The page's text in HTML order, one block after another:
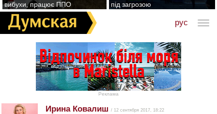
вибухи, працює ППО
під загрозою
рус
Реклама
Ирина Ковалиш / 12 сентября 2017, 18:22